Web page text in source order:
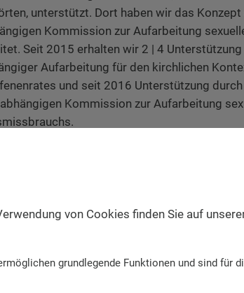
unterstützt. Dort haben wir das
Kommission zur Aufarbeitung
Seit 2015 erhalten wir 2 | 4
Aufarbeitung für den kirchlichen
und seit 2016 Unterstützung
Kommission zur Aufarbeitung
viel Zeit, Nerven und Energie gekostet, auf
und unabhängigen
hat der Runde Tisch „Sexueller
und unabhängigen
nicht beantwortet.
Berufung der Unabhängigen Kommission zur
von Cookies finden Sie auf
grundlegende Funktionen und sind für